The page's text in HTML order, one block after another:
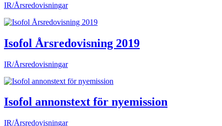
IR/Årsredovisningar
Isofol Årsredovisning 2019
IR/Årsredovisningar
Isofol annonstext för nyemission
IR/Årsredovisningar